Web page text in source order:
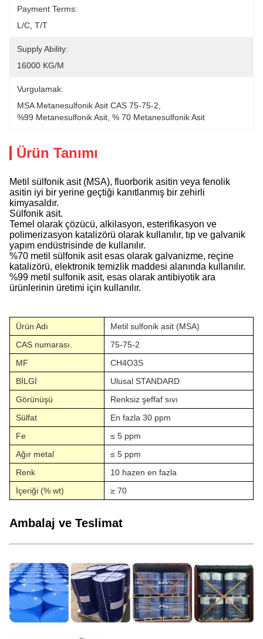
Payment Terms:
L/C, T/T
Supply Ability:
16000 KG/M
Vurgulamak:
MSA Metanesulfonik Asit CAS 75-75-2
%99 Metanesulfonik Asit % 70 Metanesulfonik Asit
Ürün Tanımı
Metil sülfonik asit (MSA), fluorborik asitin veya fenolik
asitin iyi bir yerine geçtiği kanıtlanmış bir zehirli
kimyasaldır.
Sülfonik asit.
Temel olarak çözücü, alkilasyon, esterifikasyon ve
polimerizasyon katalizörü olarak kullanılır, tıp ve galvanik
yapım endüstrisinde de kullanılır.
%70 metil sülfonik asit esas olarak galvanizme, reçine
katalizörü, elektronik temizlik maddesi alanında kullanılır.
%99 metil sulfonik asit, esas olarak antibiyotik ara
ürünlerinin üretimi için kullanılır.
Ürün Adı
Metil sulfonik asit (MSA)
CAS numarası.
75-75-2
MF
CH4O3S
BİLGİ
Ulusal STANDARD
Görünüşü
Renksiz şeffaf sıvı
Sülfat
En fazla 30 ppm
Fe
≤ 5 ppm
Ağır metal
≤ 5 ppm
Renk
10 hazen en fazla
İçeriği (% wt)
≥ 70
Ambalaj ve Teslimat